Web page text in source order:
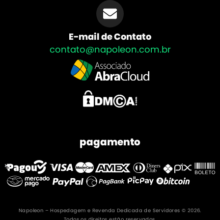
E-mail de Contato
contato@napoleon.com.br
pagamento
Napoleon – Hospedagem e Revenda Dedicada de Servidores © 2026.